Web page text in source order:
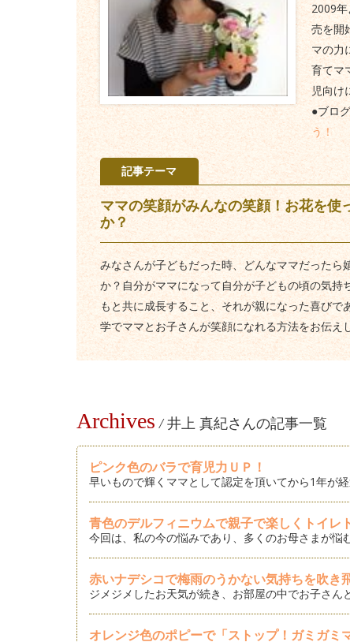
2009
売を開
マの力
育てマ
児向け
●ブロ
う！
記事テーマ
ママの笑顔がみんなの笑顔！お花を
か？
みなさんが子どもだった時、どんなママだった
か？自分がママになって自分が子どもの頃の気
もと共に成長すること、それが親になった喜び
学でママとお子さんが笑顔になれる方法をお伝え
Archives / 井上 真紀さんの記事一覧
ピンク色のバラで育児力ＵＰ！
早いもので輝くママとして認定を頂いてから1年が
青色のデルフィニウムで親子で楽しくトイレ
今回は、私の今の悩みであり、多くのお母さまが
赤いナデシコで梅雨のうかない気持ちを吹き
ジメジメしたお天気が続き、お部屋の中でお子さ
オレンジ色のポピーで「ストップ！ガミガミ